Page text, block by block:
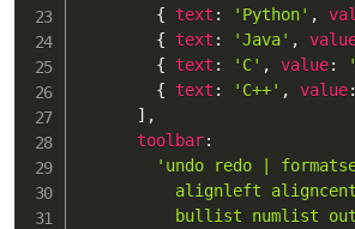
{ text : 'Python' ,
{ text : 'Java' ,
{ text : 'C' , value:
{ text : 'C++' , value:
] ,
toolbar:
'undo redo |
alignleft
bullist numlist